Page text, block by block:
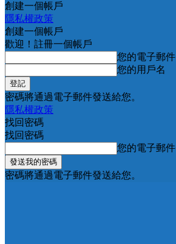
創建一個帳戶
隱私權政策
創建一個帳戶
歡迎！註冊一個帳戶
您的電子郵件
您的用戶名
密碼將通過電子郵件發送給您。
隱私權政策
找回密碼
找回密碼
您的電子郵件
密碼將通過電子郵件發送給您。